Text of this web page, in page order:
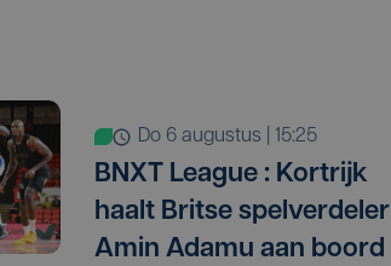
do 6 augustus | 15:25
BNXT League : Kortrijk
haalt Britse spelverdeler
Amin Adamu aan boord